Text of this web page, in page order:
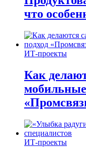
что
ИТ-проекты
Как
ИТ-проекты